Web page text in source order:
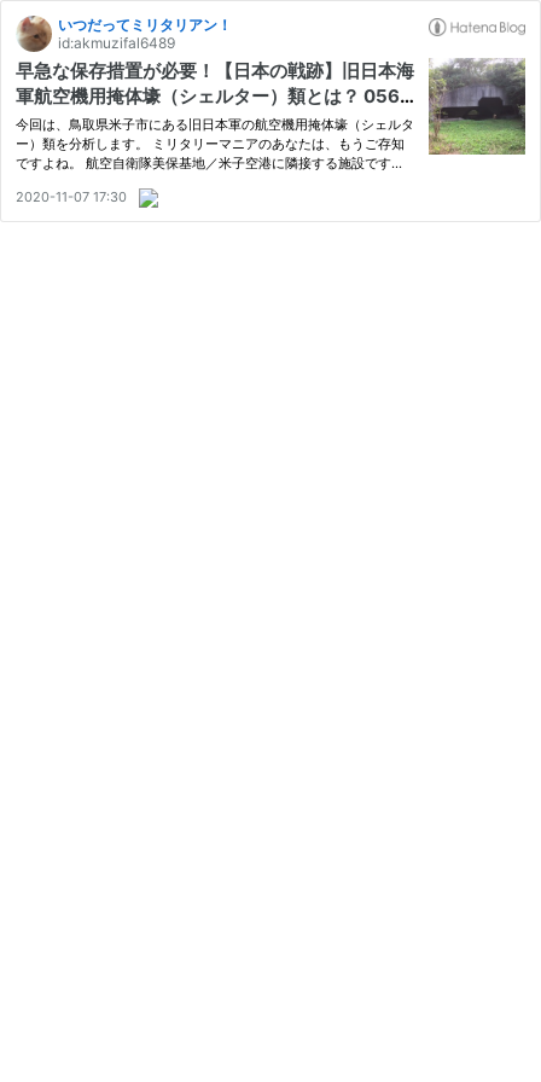
いつだってミリタリアン！
id:akmuzifal6489
早急な保存措置が必要！【日本の戦跡】旧日本海
軍航空機用掩体壕（シェルター）類とは？ 0567
🇯🇵 ミリタリー EOJ NAVY AIRCRAFT SHELTE
RS IN YONAGO CITY TOTTORI PREFECTURE J
APAN 1940S
今回は、鳥取県米子市にある旧日本軍の航空機用掩体壕（シェルタ
ー）類を分析します。 ミリタリーマニアのあなたは、もうご存知
ですよね。 航空自衛隊美保基地／米子空港に隣接する施設です
ていませんが…じつは、いくつもあるのです！ 目次 １ 旧日本海軍
航…
2020-11-07 17:30